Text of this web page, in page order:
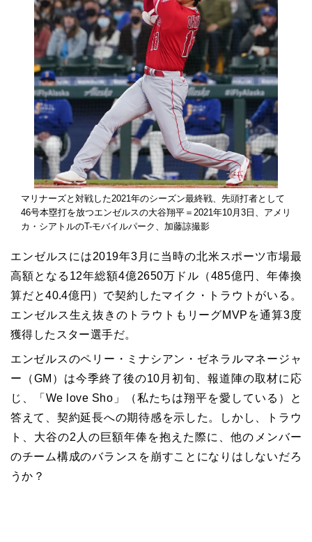
マリナーズと対戦した2021年のシーズン最終戦、先頭打者として
46号本塁打を放つエンゼルスの大谷翔平＝2021年10月3日、アメリ
カ・シアトルのT-モバイルパーク、加藤諒撮影
エンゼルスには2019年3月に当時の北米スポーツ市場最
高額となる12年総額4億2650万ドル（485億円、年俸換
算だと40.4億円）で契約したマイク・トラウトがいる。
エンゼルス生え抜きのトラウトもリーグMVPを通算3度
獲得したスター選手だ。
エンゼルスのペリー・ミナシアン・ゼネラルマネージャ
ー（GM）は今季終了後の10月初旬、報道陣の取材に応
じ、「We love Sho」（私たちは翔平を愛している）と
答えて、契約延長への期待感を示した。しかし、トラウ
ト、大谷の2人の巨額年俸を抱えた際に、他のメンバー
のチーム構成のバランスを崩すことになりはしないだろ
うか？